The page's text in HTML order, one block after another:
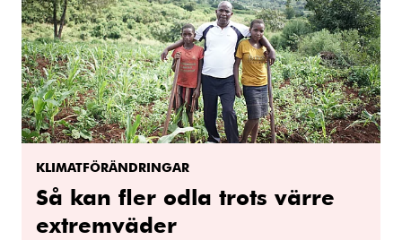
KLIMATFÖRÄNDRINGAR
Så kan fler odla trots värre
extremväder